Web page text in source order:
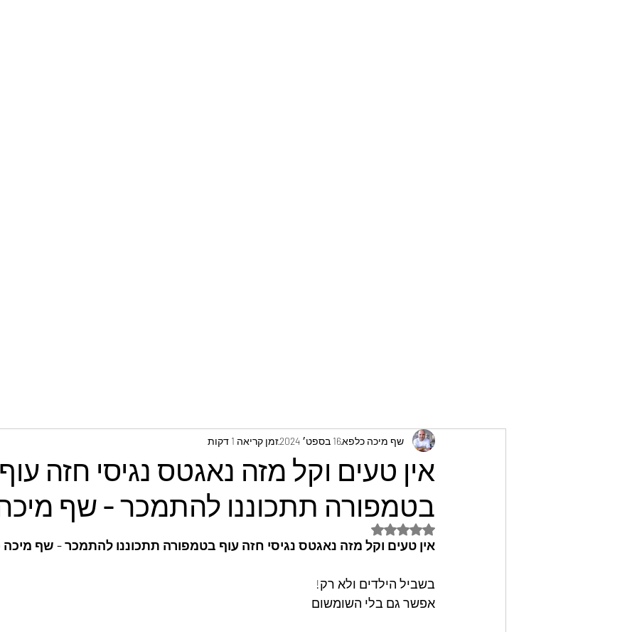
אין טעים וקל מזה נאגטס נגיסי חזה עוף
בטמפורה תתכוננו להתמכר - שף
שף מיכה כלפא16 בספט׳ 2024 זמן קריאה 1 דקות
דירוג של NaN מתוך 5 כוכבים
אין טעים וקל מזה נאגטס נגיסי חזה עוף בטמפורה תתכוננו להתמכר - שף
בשביל הילדים ולא רק!
אפשר גם בלי השומשום